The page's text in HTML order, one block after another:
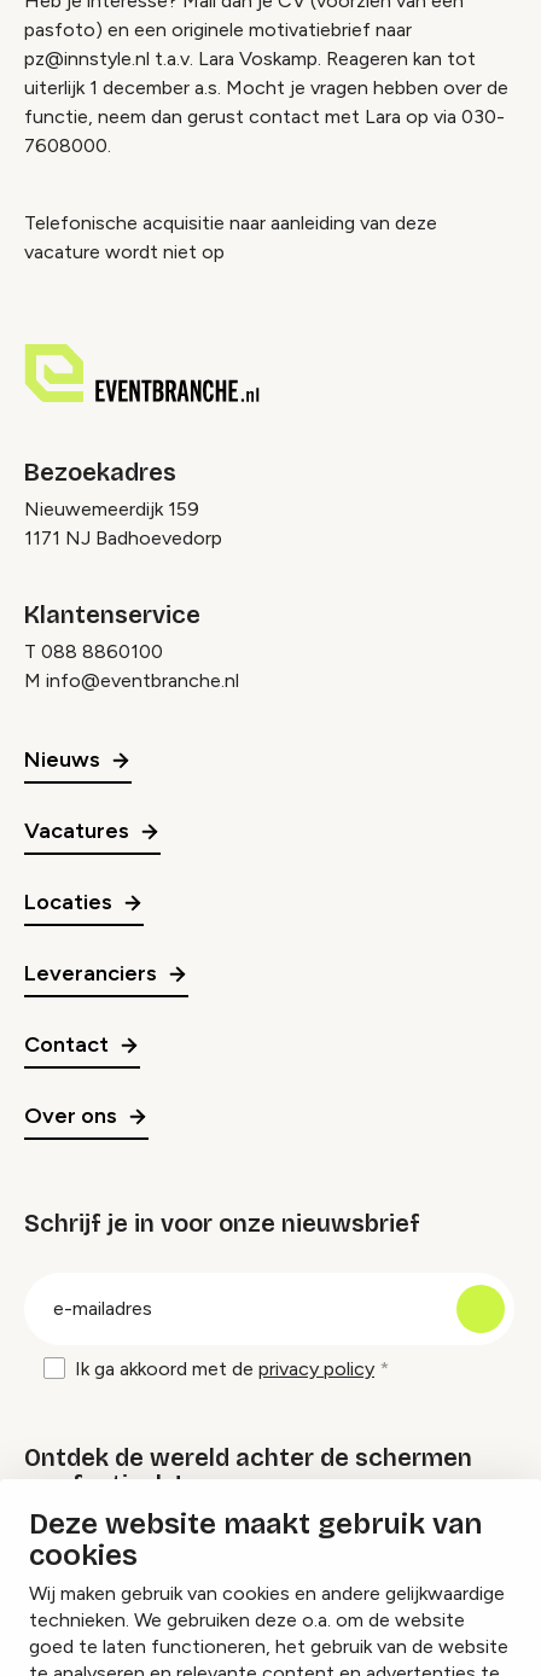
Deze website maakt gebruik van
cookies
Wij maken gebruik van cookies en andere gelijkwaardige
technieken. We gebruiken deze o.a. om de website
goed te laten functioneren, het gebruik van de website
pasfoto) en een originele motivatiebrief naar
pz@innstyle.nl t.a.v. Lara Voskamp. Reageren kan tot
uiterlijk 1 december a.s. Mocht je vragen hebben over de
functie, neem dan gerust contact met Lara op via 030-
7608000.
Telefonische acquisitie naar aanleiding van deze
vacature wordt niet op
Bezoekadres
Nieuwemeerdijk 159
1171 NJ Badhoevedorp
Klantenservice
T 088 8860100
M info@eventbranche.nl
Nieuws
Vacatures
Locaties
Leveranciers
Contact
Over ons
Schrijf je in voor onze nieuwsbrief
Ik ga akkoord met de privacy policy
Ontdek de wereld achter de schermen
van festivals!
Lees onze Festival Specials